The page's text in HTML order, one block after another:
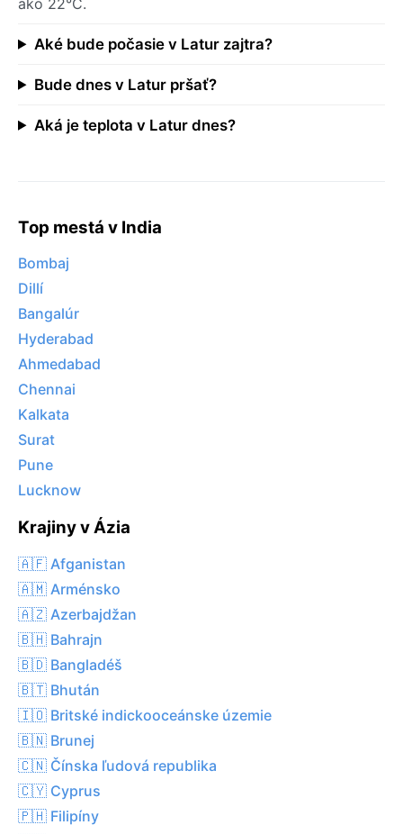
Aké bude počasie v Latur zajtra?
Bude dnes v Latur pršať?
Aká je teplota v Latur dnes?
Top mestá v India
Bombaj
Dillí
Bangalúr
Hyderabad
Ahmedabad
Chennai
Kalkata
Surat
Pune
Lucknow
Krajiny v Ázia
🇦🇫 Afganistan
🇦🇲 Arménsko
🇦🇿 Azerbajdžan
🇧🇭 Bahrajn
🇧🇩 Bangladéš
🇧🇹 Bhután
🇮🇴 Britské indickooceánske územie
🇧🇳 Brunej
🇨🇳 Čínska ľudová republika
🇨🇾 Cyprus
🇵🇭 Filipíny